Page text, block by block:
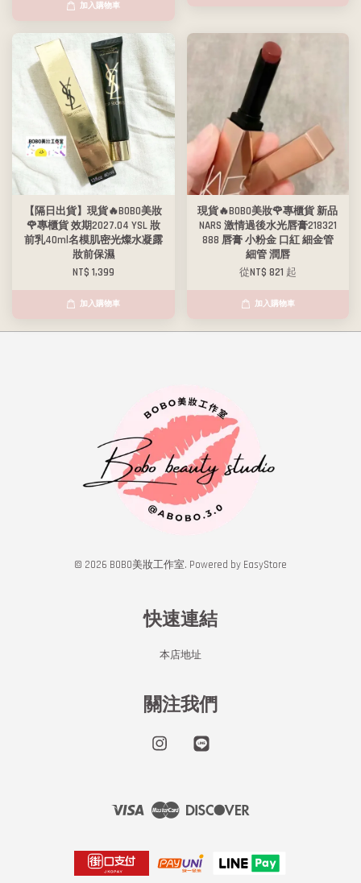
加入購物車
【隔日出貨】現貨🔥BOBO美妝
🌹專櫃貨 效期2027.04 YSL 妝
前乳40ml名模肌密光燦水凝露
妝前保濕
NT$ 1,399
加入購物車
現貨🔥BOBO美妝🌹專櫃貨 新品
NARS 激情過後水光唇膏218321
888 唇膏 小粉金 口紅 細金管
細管 潤唇
從NT$ 821 起
加入購物車
© 2026 BOBO美妝工作室. Powered by EasyStore
快速連結
本店地址
關注我們
Instagram
Visa Master